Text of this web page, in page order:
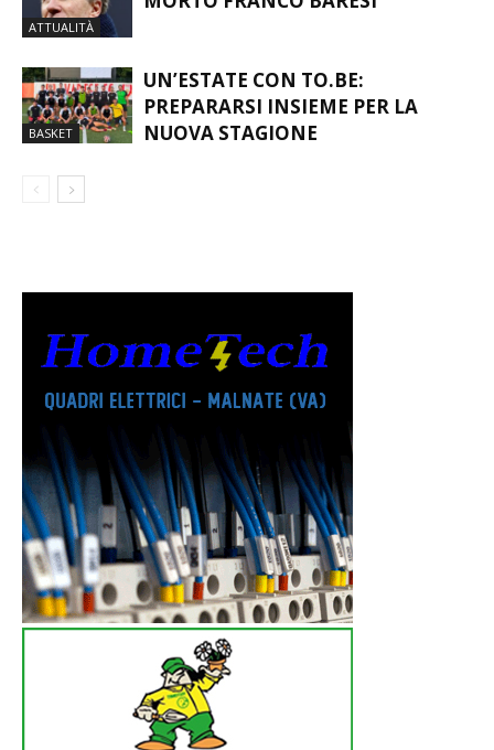
ATTUALITÀ
BASKET
UN’ESTATE CON TO.BE:
PREPARARSI INSIEME PER LA
NUOVA STAGIONE